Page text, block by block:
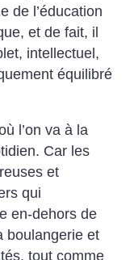
de l’éducation
et de fait, il
intellectuel,
équilibré
l’on va à la
Car les
et
qui
en-dehors de
boulangerie et
tout comme